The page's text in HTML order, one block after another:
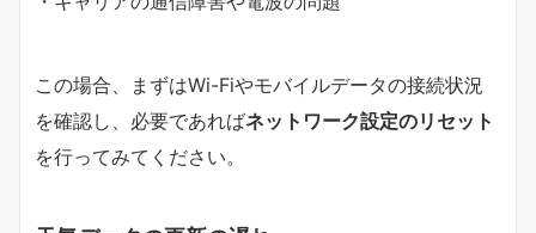
この場合、まずはWi-Fiやモバイルデータの接続状況
を確認し、必要であればネットワーク設定のリセット
を行ってみてください。